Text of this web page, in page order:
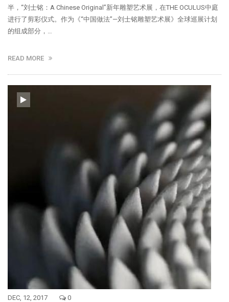
半，“刘士铭：A Chinese Original”新年雕塑艺术展，在THE OCULUS中庭
进行了剪彩仪式。作为《“中国做法”—刘士铭雕塑艺术展》全球巡展计划
的组成部分，…
READ MORE
DEC, 12, 2017 0